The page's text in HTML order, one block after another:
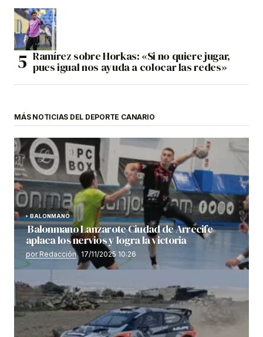
Ramírez sobre Horkas: «Si no quiere jugar,
pues igual nos ayuda a colocar las redes»
MÁS NOTICIAS DEL DEPORTE CANARIO
BALONMANO
Balonmano Lanzarote Ciudad de Arrecife
aplaca los nervios y logra la victoria
por Redacción 17/11/2025 10:26